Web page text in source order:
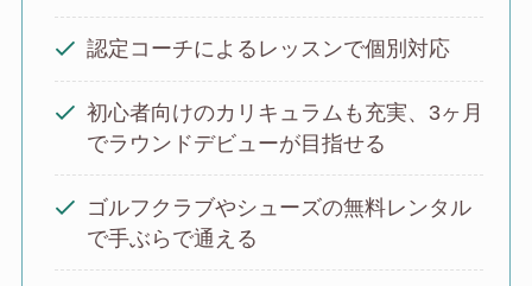
認定コーチによるレッスンで個別対応
初心者向けのカリキュラムも充実、3ヶ月
でラウンドデビューが目指せる
ゴルフクラブやシューズの無料レンタル
で手ぶらで通える